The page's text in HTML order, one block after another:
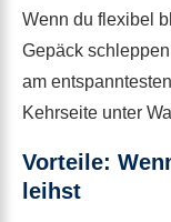
Wenn du flexibel
Gepäck
am
Kehrseite unter
Vorteile:
leihst